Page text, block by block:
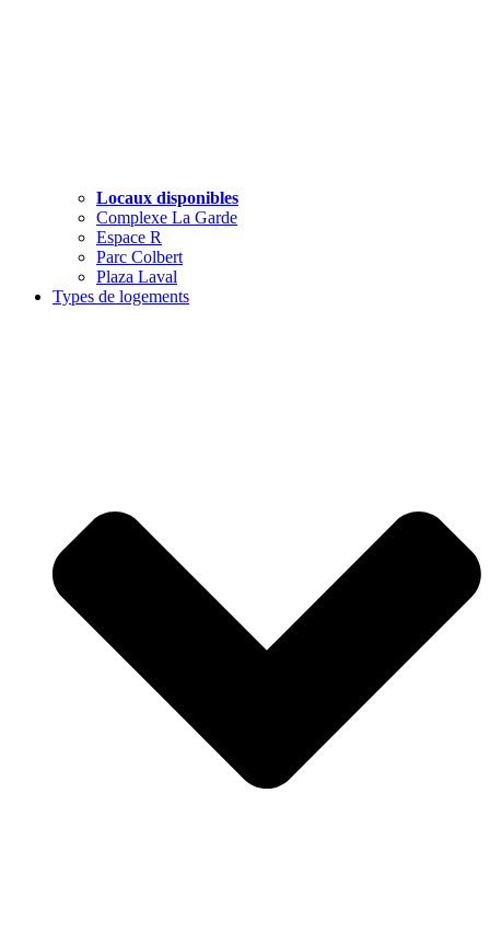
Locaux disponibles
Complexe La Garde
Espace R
Parc Colbert
Plaza Laval
Types de logements